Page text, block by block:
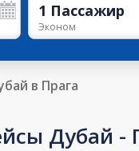
1 Пассажир
Эконом
в Прага
Дубай -